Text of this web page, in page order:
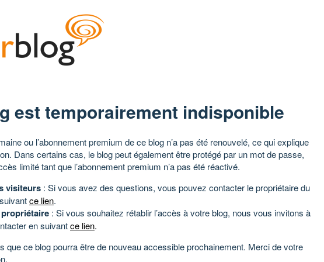
est temporairement indisponible
ou l’abonnement premium de ce blog n’a pas été renouvelé, ce qui explique
Dans certains cas, le blog peut également être protégé par un mot de passe,
limité tant que l’abonnement premium n’a pas été réactivé.
visiteurs : Si vous avez des questions, vous pouvez contacter le propriétaire du
ce lien.
: Si vous souhaitez rétablir l’accès à votre blog, nous vous invitons à
en suivantce lien.
que ce blog pourra être de nouveau accessible prochainement. Merci de votre